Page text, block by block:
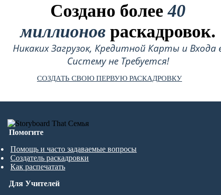
Создано более40
миллионов раскадровок.
Никаких Загрузок, Кредитной Карты и Входа
Систему не Требуется!
СОЗДАТЬ СВОЮ ПЕРВУЮ РАСКАДРОВКУ
Помогите
Помощь и часто задаваемые вопросы
Создатель раскадровки
Как распечатать
Для Учителей